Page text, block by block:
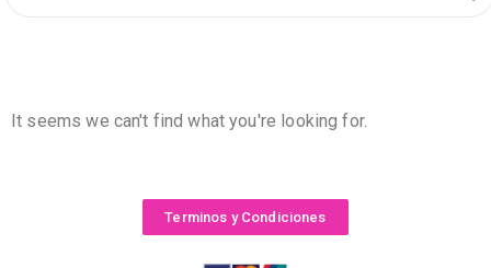
It seems we can't find what you're looking for.
Terminos y Condiciones